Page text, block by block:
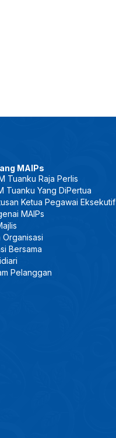
MAIPs
Tuanku Raja Perlis
Tuanku Yang DiPertua
Ketua Pegawai Eksekutif
MAIPs
Organisasi
Bersama
Pelanggan